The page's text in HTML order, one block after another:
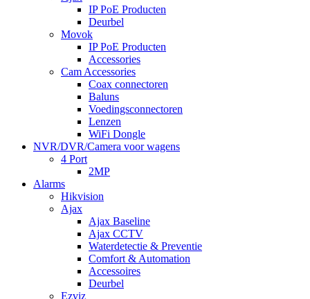
IP PoE Producten
Deurbel
Movok
IP PoE Producten
Accessories
Cam Accessories
Coax connectoren
Baluns
Voedingsconnectoren
Lenzen
WiFi Dongle
NVR/DVR/Camera voor wagens
4 Port
2MP
Alarms
Hikvision
Ajax
Ajax Baseline
Ajax CCTV
Waterdetectie & Preventie
Comfort & Automation
Accessoires
Deurbel
Ezviz